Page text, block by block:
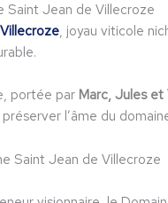
Saint Jean de Villecroze
, joyau viticole
portée par Marc, Jules et
l’âme du